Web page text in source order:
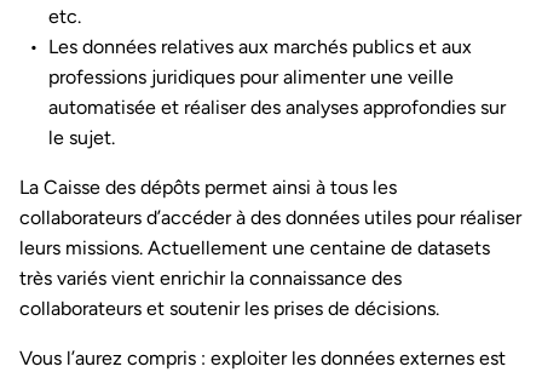
etc.
Les données relatives aux marchés publics et aux
professions juridiques pour alimenter une veille
automatisée et réaliser des analyses approfondies sur
le sujet.
La Caisse des dépôts permet ainsi à tous les
collaborateurs d’accéder à des données utiles pour réaliser
leurs missions. Actuellement une centaine de datasets
très variés vient enrichir la connaissance des
collaborateurs et soutenir les prises de décisions.
Vous l’aurez compris : exploiter les données externes est